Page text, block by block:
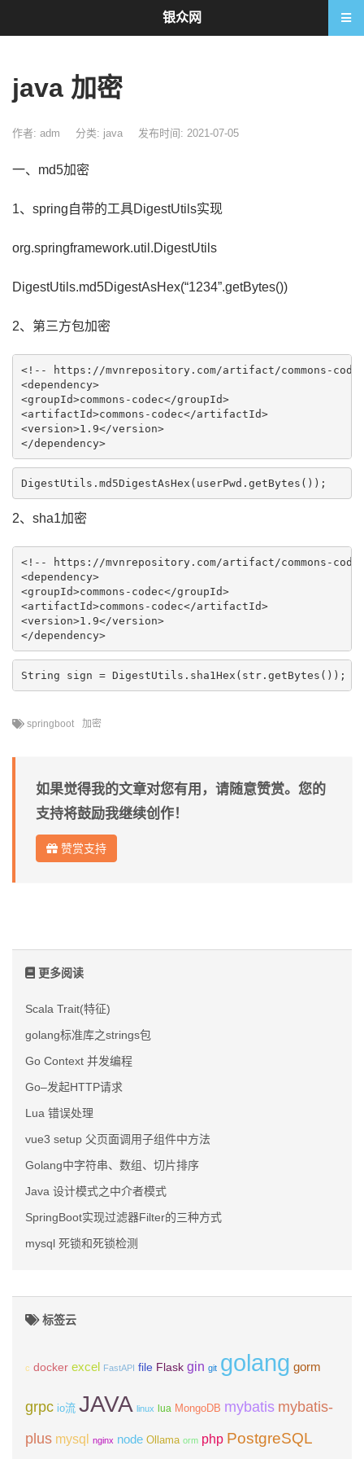
java 加密
作者: adm 分类: java 发布时间: 2021-07-05
一、md5加密
1、spring自带的工具DigestUtils实现
org.springframework.util.DigestUtils
DigestUtils.md5DigestAsHex(“1234”.getBytes())
2、第三方包加密
<!-- https://mvnrepository.com/artifact/commons-
<dependency>
<groupId>commons-codec</groupId>
<artifactId>commons-codec</artifactId>
<version>1.9</version>
</dependency>
2、sha1加密
<!-- https://mvnrepository.com/artifact/commons-
<dependency>
<groupId>commons-codec</groupId>
<artifactId>commons-codec</artifactId>
<version>1.9</version>
</dependency>
String sign = DigestUtils.sha1Hex(str.getBytes());
springboot 加密
如果觉得我的文章对您有用，请随意赞赏。您的
支持将鼓励我继续创作！
赞赏支持
更多阅读
Scala Trait(特征)
golang标准库之strings包
Go Context 并发编程
Go–发起HTTP请求
Lua 错误处理
vue3 setup 父页面调用子组件中方法
Golang中字符串、数组、切片排序
Java 设计模式之中介者模式
SpringBoot实现过滤器Filter的三种方式
mysql 死锁和死锁检测
标签云
c docker excel FastAPI file Flask gin git golang gorm
grpc io流 JAVA linux lua MongoDB mybatis mybatis-
plus mysql nginx node Ollama orm php PostgreSQL
银众网